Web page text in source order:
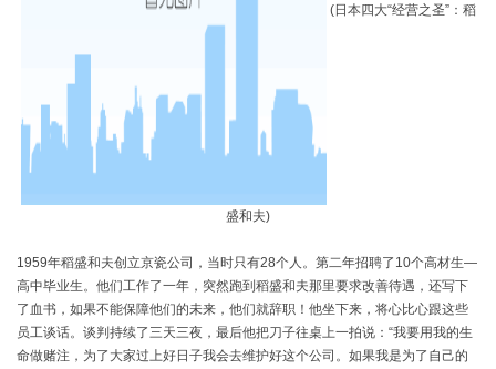
(日本四大“经营之圣”：稻
盛和夫)
1959年稻盛和夫创立京瓷公司，当时只有28个人。第二年招聘了10个高材生—
高中毕业生。他们工作了一年，突然跑到稻盛和夫那里要求改善待遇，还写下
了血书，如果不能保障他们的未来，他们就辞职！他坐下来，将心比心跟这些
员工谈话。谈判持续了三天三夜，最后他把刀子往桌上一拍说：“我要用我的生
命做赌注，为了大家过上好日子我会去维护好这个公司。如果我是为了自己的